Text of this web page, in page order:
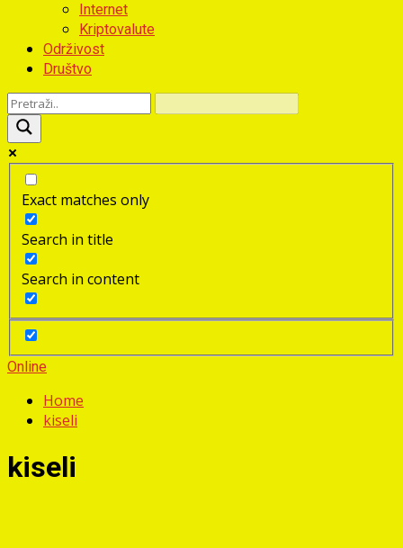
Internet
Kriptovalute
Održivost
Društvo
Exact matches only
Search in title
Search in content
Online
Home
kiseli
kiseli